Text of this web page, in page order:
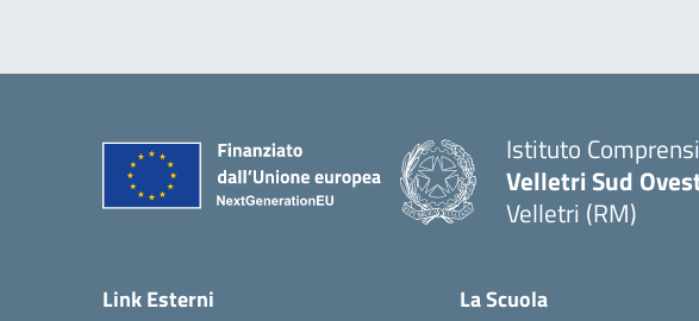
Istituto
Velletri Sud
Velletri (RM)
Link Esterni La Scuola